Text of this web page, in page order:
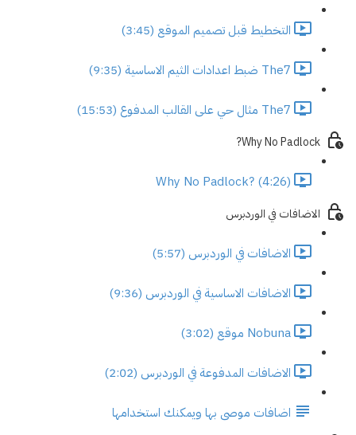
التخطيط قبل تصميم الموقع (3:45)
The7 ضبط اعدادات الثيم الاساسية (9:35)
The7 مثال حي على القالب المدفوع (15:53)
Why No Padlock?
Why No Padlock? (4:26)
الاضافات في الوردبرس
الاضافات في الوردبرس (5:57)
الاضافات الاساسية في الوردبرس (9:36)
Nobuna موقع (3:02)
الاضافات المدفوعة في الوردبرس (2:02)
اضافات موصى بها ويمكنك استخدامها